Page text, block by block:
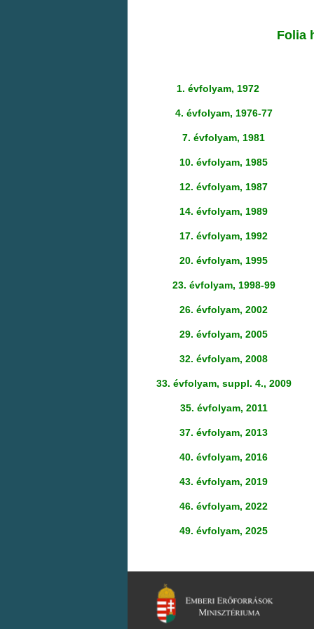
Folia
1. évfolyam, 1972
4. évfolyam, 1976-77
7. évfolyam, 1981
10. évfolyam, 1985
12. évfolyam, 1987
14. évfolyam, 1989
17. évfolyam, 1992
20. évfolyam, 1995
23. évfolyam, 1998-99
26. évfolyam, 2002
29. évfolyam, 2005
32. évfolyam, 2008
33. évfolyam, suppl. 4., 2009
35. évfolyam, 2011
37. évfolyam, 2013
40. évfolyam, 2016
43. évfolyam, 2019
46. évfolyam, 2022
49. évfolyam, 2025